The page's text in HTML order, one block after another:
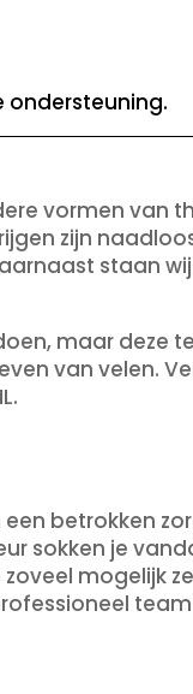
ondersteuning.
vormen van
zijn
staan
maar deze
van velen.
betrokken
sokken je
mogelijk